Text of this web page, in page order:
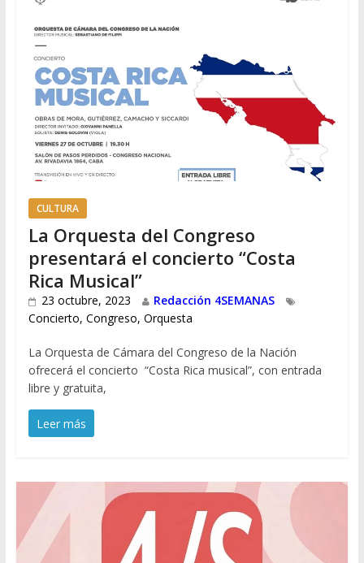
CULTURA
La Orquesta del Congreso
presentará el concierto “Costa
Rica Musical”
23 octubre, 2023
Redacción 4SEMANAS
Concierto, Congreso, Orquesta
La Orquesta de Cámara del Congreso de la Nación
ofrecerá el concierto “Costa Rica musical”, con entrada
libre y gratuita,
Leer más